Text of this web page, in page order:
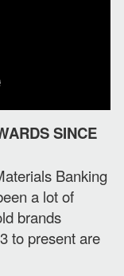
SINCE
Banking
a lot of
brands
to present are